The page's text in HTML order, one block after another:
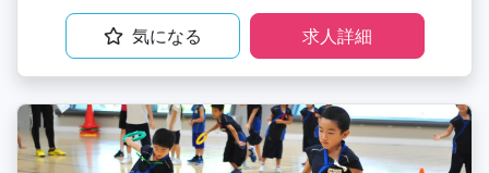
気になる 求人詳細